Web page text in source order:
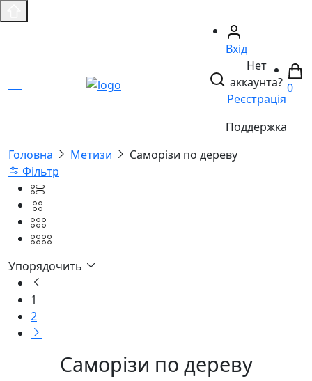
Вхід
Нет
аккаунта?
Реєстрація
Поддержка
0
Головнa Метизи
Саморізи по дереву
Фільтр
Упорядочить
1
2
Саморізи по дереву